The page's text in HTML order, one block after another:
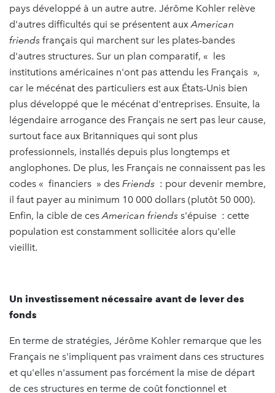
pays développé à un autre autre. Jérôme Kohler relève
d'autres difficultés qui se présentent auxAmerican
friends français qui marchent sur les plates-bandes
d'autres structures. Sur un plan comparatif, « les
institutions américaines n'ont pas attendu les Français »,
car le mécénat des particuliers est aux États-Unis bien
plus développé que le mécénat d'entreprises. Ensuite, la
légendaire arrogance des Français ne sert pas leur cause,
surtout face aux Britanniques qui sont plus
professionnels, installés depuis plus longtemps et
anglophones. De plus, les Français ne connaissent pas les
codes « financiers » des Friends : pour devenir membre,
il faut payer au minimum 10 000 dollars (plutôt 50 000).
Enfin, la cible de cesAmerican friends s'épuise : cette
population est constamment sollicitée alors qu'elle
vieillit.
Un investissement nécessaire avant de lever des
fonds
En terme de stratégies, Jérôme Kohler remarque que les
Français ne s'impliquent pas vraiment dans ces structures
et qu'elles n'assument pas forcément la mise de départ
de ces structures en terme de coût fonctionnel et